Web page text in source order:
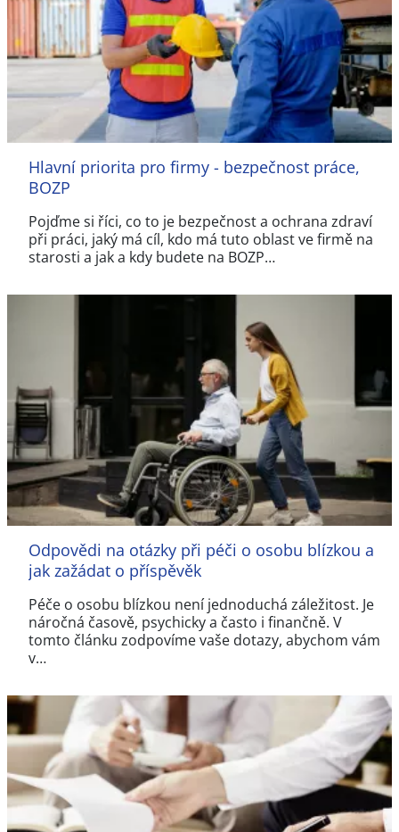
Hlavní priorita pro firmy - bezpečnost práce,
BOZP
Pojďme si říci, co to je bezpečnost a ochrana zdraví
při práci, jaký má cíl, kdo má tuto oblast ve firmě na
starosti a jak a kdy budete na BOZP…
Odpovědi na otázky při péči o osobu blízkou a
jak zažádat o příspěvěk
Péče o osobu blízkou není jednoduchá záležitost. Je
náročná časově, psychicky a často i finančně. V
tomto článku zodpovíme vaše dotazy, abychom vám
v…